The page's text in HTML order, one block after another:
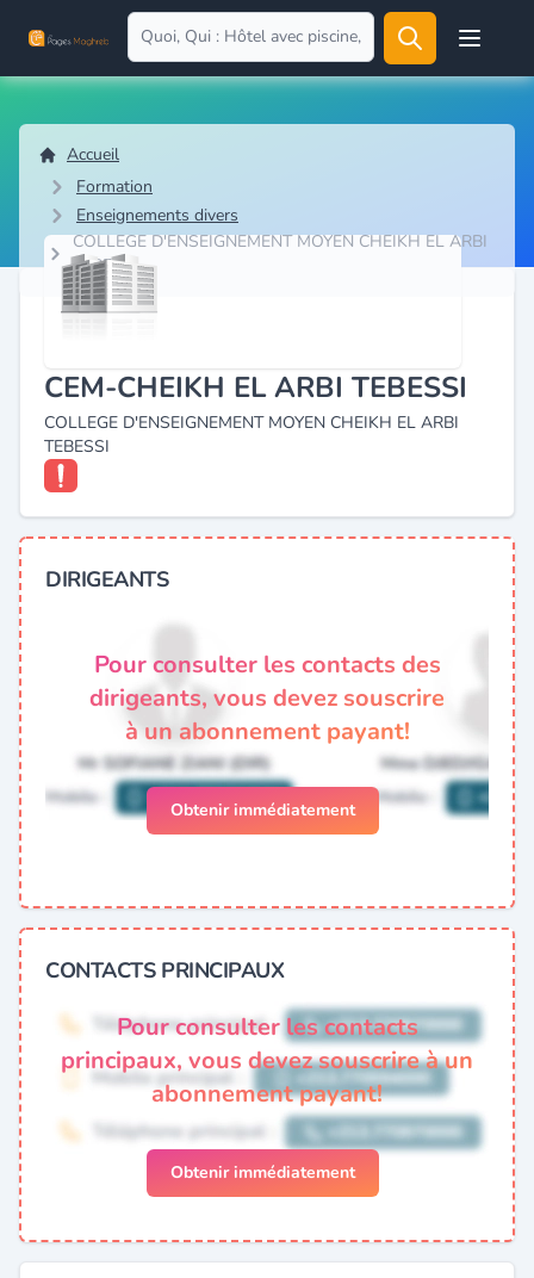
Open
Accueil
Formation
Enseignements divers
COLLEGE D'ENSEIGNEMENT MOYEN CHEIKH EL ARBI
TEBESSI
CEM-CHEIKH EL ARBI TEBESSI
COLLEGE D'ENSEIGNEMENT MOYEN CHEIKH EL ARBI
TEBESSI
DIRIGEANTS
Pour consulter les contacts des
dirigeants, vous devez souscrire
à un abonnement payant!
Obtenir immédiatement
CONTACTS PRINCIPAUX
Pour consulter les contacts
principaux, vous devez souscrire à un
abonnement payant!
Obtenir immédiatement